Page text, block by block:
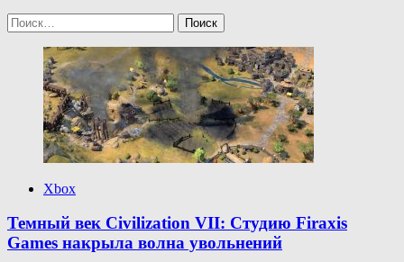
Найти:
Xbox
Темный век Civilization VII: Студию Firaxis
Games накрыла волна увольнений